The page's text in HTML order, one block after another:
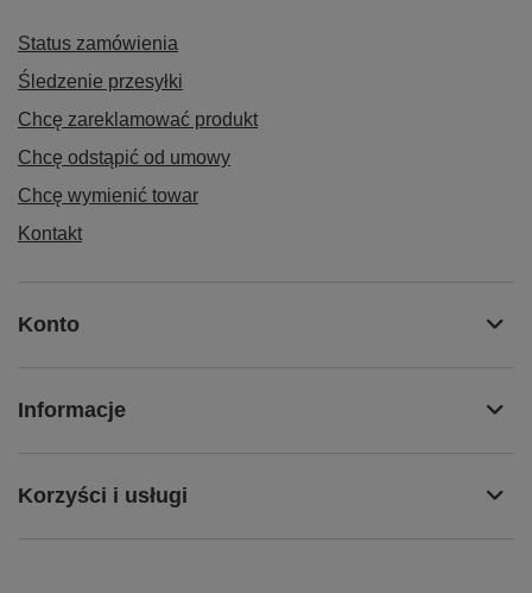
Status zamówienia
Śledzenie przesyłki
Chcę zareklamować produkt
Chcę odstąpić od umowy
Chcę wymienić towar
Kontakt
Konto
Informacje
Korzyści i usługi